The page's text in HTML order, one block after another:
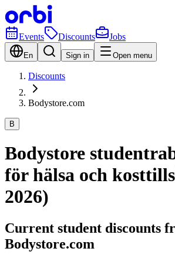
Events Discounts Jobs
En Sign in Open menu
Discounts
Bodystore.com
B
Bodystore
för hälsa och
2026)
Current student discounts
Bodystore.com